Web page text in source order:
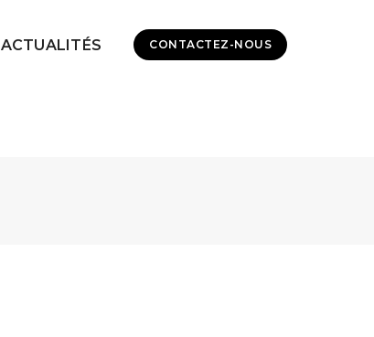
ACTUALITÉS CONTACTEZ-NOUS